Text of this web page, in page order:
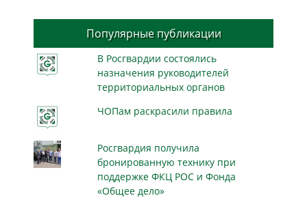
Популярные публикации
В Росгвардии состоялись
назначения руководителей
территориальных органов
ЧОПам раскрасили правила
Росгвардия получила
бронированную технику при
поддержке ФКЦ РОС и Фонда
«Общее дело»